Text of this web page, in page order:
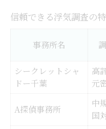
信頼できる浮気調査の
事務所名
シークレットシャ
ドー千葉
高
元
A探偵事務所
中
国